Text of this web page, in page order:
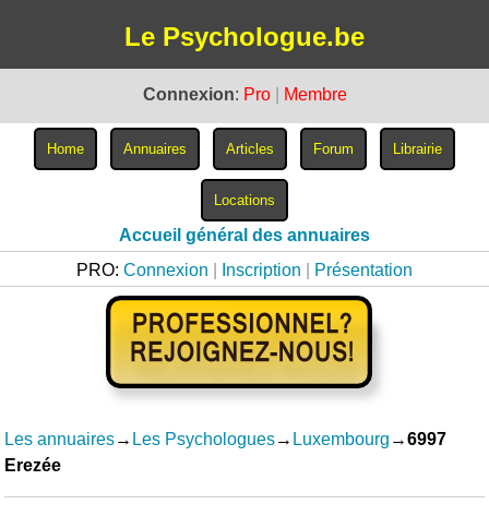
Le Psychologue.be
Connexion: Pro Membre
Accueil général des annuaires
PRO: Connexion Inscription Présentation
Les annuaires→ Les Psychologues→ Luxembourg →6997
Erezée